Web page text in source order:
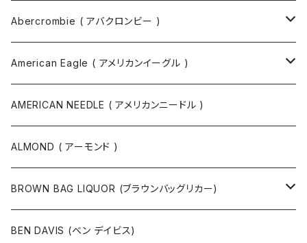
バックパック
ツールバッグ
ボディバッグ・ヒップバッグ
ボストンバッグ / 旅行バッグ
ポーチ
指輪
バングル
サングラス
マスク
ベルト
その他
Abercrombie ( アバクロンビー )
スウェット
カットソー
ニット
ジャケット・ブルゾン
コート
American Eagle ( アメリカンイーグル )
ニット
スウェット
カットソー
パンツ
AMERICAN NEEDLE ( アメリカンニードル )
ALMOND ( アーモンド )
BROWN BAG LIQUOR (ブラウンバッグリカー)
半袖Tシャツ
BEN DAVIS (ベン デイビス)